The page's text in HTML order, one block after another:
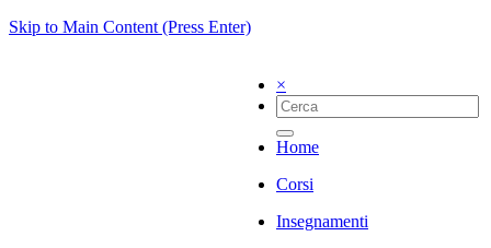
Skip to Main Content (Press Enter)
×
Home
Corsi
Insegnamenti